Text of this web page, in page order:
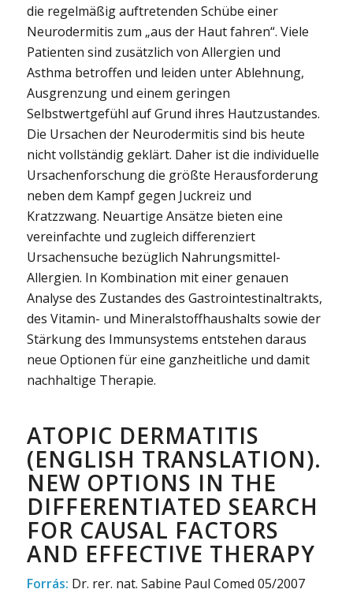
die regelmäßig auftretenden Schübe einer
Neurodermitis zum „aus der Haut fahren“. Viele
Patienten sind zusätzlich von Allergien und
Asthma betroffen und leiden unter Ablehnung,
Ausgrenzung und einem geringen
Selbstwertgefühl auf Grund ihres Hautzustandes.
Die Ursachen der Neurodermitis sind bis heute
nicht vollständig geklärt. Daher ist die individuelle
Ursachenforschung die größte Herausforderung
neben dem Kampf gegen Juckreiz und
Kratzzwang. Neuartige Ansätze bieten eine
vereinfachte und zugleich differenziert
Ursachensuche bezüglich Nahrungsmittel-
Allergien. In Kombination mit einer genauen
Analyse des Zustandes des Gastrointestinaltrakts,
des Vitamin- und Mineralstoffhaushalts sowie der
Stärkung des Immunsystems entstehen daraus
neue Optionen für eine ganzheitliche und damit
nachhaltige Therapie.
ATOPIC DERMATITIS
(ENGLISH TRANSLATION).
NEW OPTIONS IN THE
DIFFERENTIATED SEARCH
FOR CAUSAL FACTORS
AND EFFECTIVE THERAPY
Forrás: Dr. rer. nat. Sabine Paul Comed 05/2007